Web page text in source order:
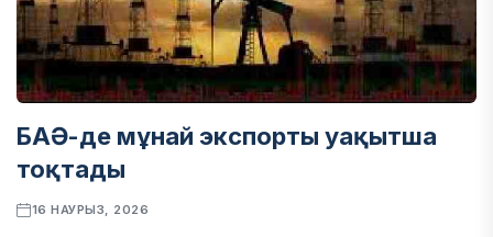
БАӘ-де мұнай экспорты уақытша
тоқтады
16 НАУРЫЗ, 2026